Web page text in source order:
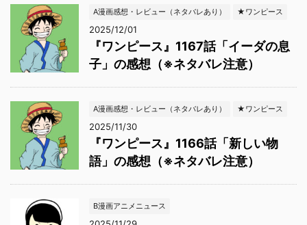
A漫画感想・レビュー（ネタバレあり） ★ワンピース
2025/12/01
『ワンピース』1167話「イーダの息
子」の感想（※ネタバレ注意）
A漫画感想・レビュー（ネタバレあり） ★ワンピース
2025/11/30
『ワンピース』1166話「新しい物
語」の感想（※ネタバレ注意）
B漫画アニメニュース